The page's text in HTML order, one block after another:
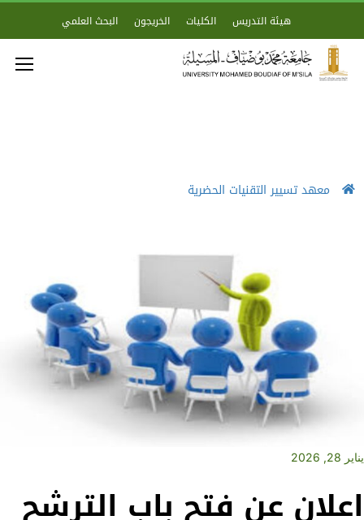
هيئة التدريس الكليات الخريجون البحث العلمي
معهد تسيير التقنيات الحضرية
يناير 28, 2026
اعلان عن فتح باب الترشح